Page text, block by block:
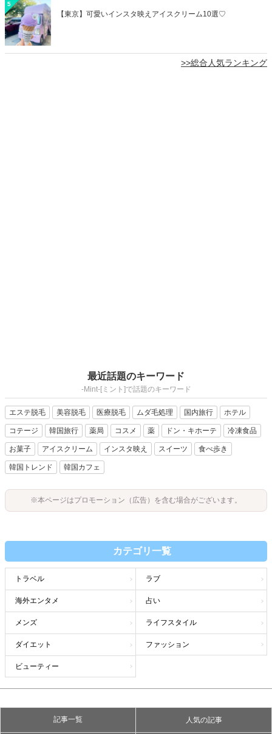
5
【東京】可愛いインスタ映えアイスクリーム10選♡
>>総合人気ランキング
最近話題のキーワード
-Mint-[ミント]で話題のキーワード
エステ脱毛 美容脱毛 医療脱毛 ムダ毛処理 国内旅行 ホテル
コテージ 韓国旅行 薬局 コスメ 薬 ドン・キホーテ 冷凍食品
お菓子 アイスクリーム インスタ映え スイーツ 食べ歩き
韓国トレンド 韓国カフェ
※本ページはプロモーション（広告）を含む場合がございます。
カテゴリ一覧
トラベル ラブ
海外エンタメ 占い
メンズ ライフスタイル
ダイエット ファッション
ビューティー
記事一覧 人気の記事